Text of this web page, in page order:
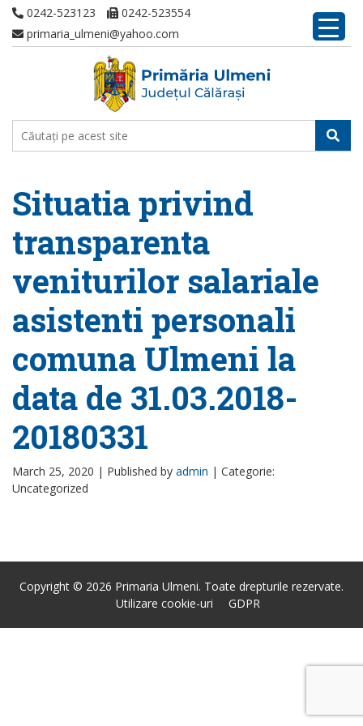
0242-523123
0242-523554
primaria_ulmeni@yahoo.com
Situatia privind
transparenta
veniturilor salariale
asistenti personali
comuna Ulmeni la
data de 31.03.2018-
20180331
March 25, 2020 | Published by admin | Categorie:
Uncategorized
Copyright © 2026 Primaria Ulmeni. Toate drepturile rezervate.
Utilizare cookie-uri
GDPR